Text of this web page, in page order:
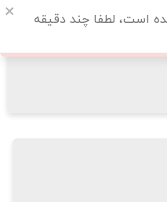
است، لطفا چند دقیقه